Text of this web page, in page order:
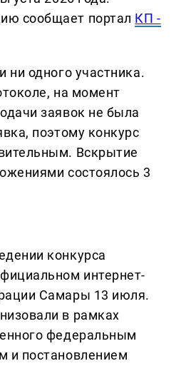
сообщает портал КП -
ни одного участника.
на момент
заявок не была
поэтому конкурс
Вскрытие
состоялось 3
конкурса
интернет-
Самары 13 июля.
в рамках
федеральным
и постановлением